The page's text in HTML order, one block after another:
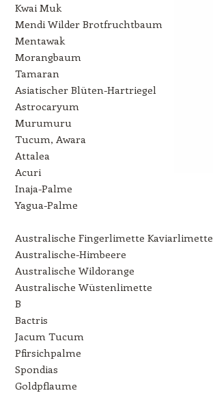
Kwai Muk
Mendi Wilder Brotfruchtbaum
Mentawak
Morangbaum
Tamaran
Asiatischer Blüten-Hartriegel
Astrocaryum
Murumuru
Tucum, Awara
Attalea
Acuri
Inaja-Palme
Yagua-Palme
Australische Fingerlimette Kaviarlimette
Australische-Himbeere
Australische Wildorange
Australische Wüstenlimette
B
Bactris
Jacum Tucum
Pfirsichpalme
Spondias
Goldpflaume